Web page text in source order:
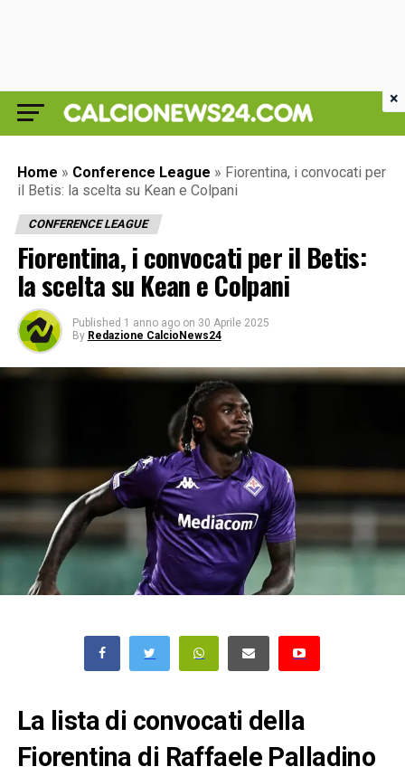
Home » Conference League » Fiorentina, i convocati per
il Betis: la scelta su Kean e Colpani
CONFERENCE LEAGUE
Fiorentina, i convocati per il Betis:
la scelta su Kean e Colpani
Published 1 anno ago on 30 Aprile 2025
By Redazione CalcioNews24
La lista di convocati della
Fiorentina di Raffaele Palladino
×